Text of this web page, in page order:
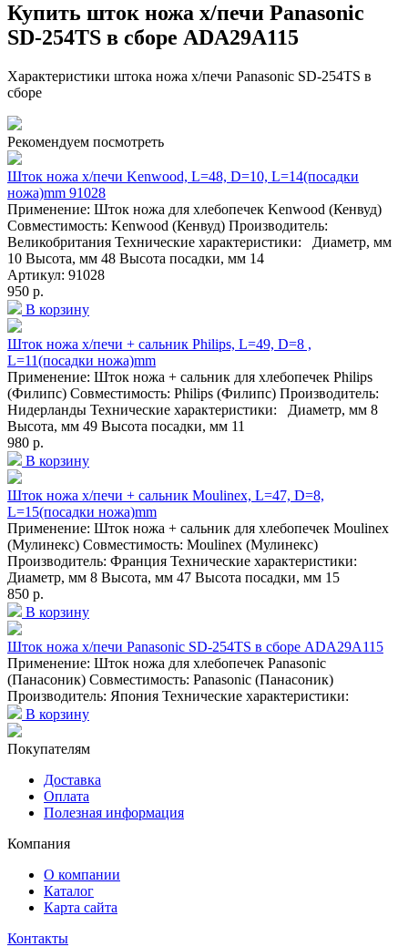
Купить шток ножа х/печи Panasonic
SD-254TS в сборе ADA29A115
Характеристики штока ножа х/печи Panasonic SD-254TS в
сборе
Рекомендуем посмотреть
Шток ножа х/печи Kenwood, L=48, D=10, L=14(посадки
ножа)mm 91028
Применение: Шток ножа для хлебопечек Kenwood (Кенвуд)
Совместимость: Kenwood (Кенвуд) Производитель:
Великобритания Технические характеристики: Диаметр, мм
10 Высота, мм 48 Высота посадки, мм 14
Артикул: 91028
950 р.
В корзину
Шток ножа х/печи + сальник Philips, L=49, D=8 ,
L=11(посадки ножа)mm
Применение: Шток ножа + сальник для хлебопечек Philips
(Филипс) Совместимость: Philips (Филипс) Производитель:
Нидерланды Технические характеристики: Диаметр, мм 8
Высота, мм 49 Высота посадки, мм 11
980 р.
В корзину
Шток ножа х/печи + сальник Moulinex, L=47, D=8,
L=15(посадки ножа)mm
Применение: Шток ножа + сальник для хлебопечек Moulinex
(Мулинекс) Совместимость: Moulinex (Мулинекс)
Производитель: Франция Технические характеристики:
Диаметр, мм 8 Высота, мм 47 Высота посадки, мм 15
850 р.
В корзину
Шток ножа х/печи Panasonic SD-254TS в сборе ADA29A115
Применение: Шток ножа для хлебопечек Panasonic
(Панасоник) Совместимость: Panasonic (Панасоник)
Производитель: Япония Технические характеристики:
В корзину
Покупателям
Доставка
Оплата
Полезная информация
Компания
О компании
Каталог
Карта сайта
Контакты